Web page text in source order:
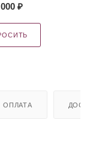
₽
ОПЛАТА